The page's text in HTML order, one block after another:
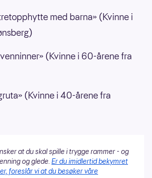
med barna» (Kvinne i
(Kvinne i 60-årene fra
(Kvinne i 40-årene fra
at du skal spille i trygge rammer - og
og glede. Er du imidlertid bekymret
foreslår vi at du besøker våre